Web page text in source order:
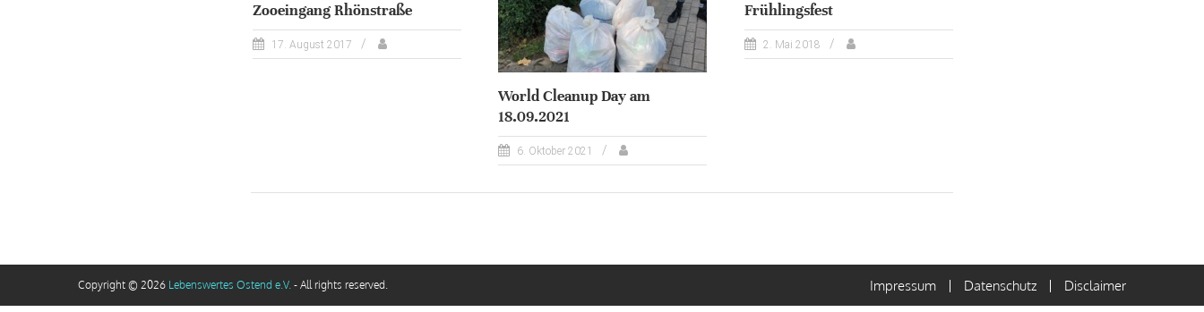
Zooeingang Rhönstraße
17. August 2017
World Cleanup Day am
18.09.2021
6. Oktober 2021
Frühlingsfest
2. Mai 2018
Copyright © 2026 Lebenswertes Ostend e.V. - All rights reserved. Impressum Datenschutz Disclaimer